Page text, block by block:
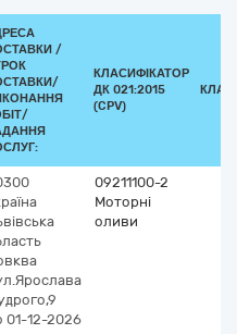
/
КЛАСИФІКАТОР
ДК 021:2015
(CPV)
01-12-2026
09211100-2
Моторні
оливи